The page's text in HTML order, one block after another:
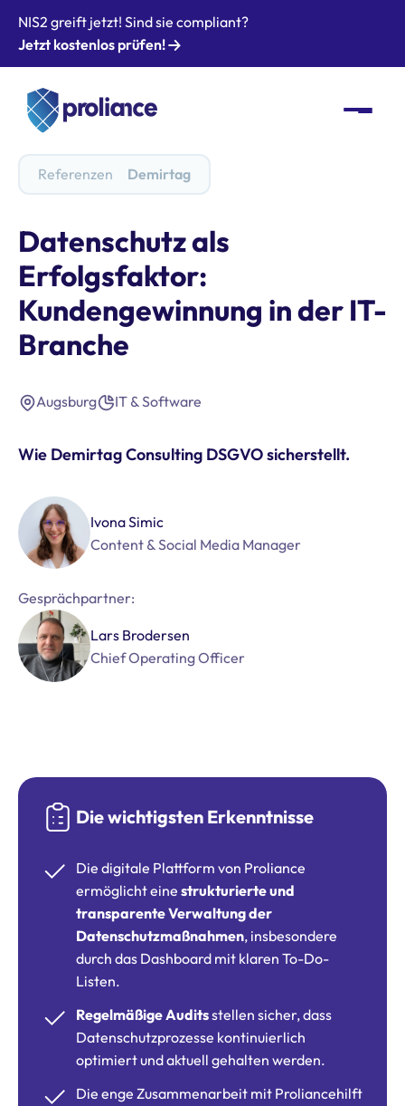
NIS2 greift jetzt! Sind sie compliant?
Jetzt kostenlos prüfen!
Referenzen Demirtag
Datenschutz als
Erfolgsfaktor:
Kundengewinnung in der IT-
Branche
Augsburg IT & Software
Wie Demirtag Consulting DSGVO sicherstellt.
Ivona Simic
Content & Social Media Manager
Gesprächpartner:
Lars Brodersen
Chief Operating Officer
Die wichtigsten Erkenntnisse
Die digitale Plattform von Proliance
ermöglicht eine strukturierte und
transparente Verwaltung der
Datenschutzmaßnahmen, insbesondere
durch das Dashboard mit klaren To-Do-
Listen.
Regelmäßige Auditsstellen sicher, dass
Datenschutzprozesse kontinuierlich
optimiert und aktuell gehalten werden.
Die enge Zusammenarbeit mit Proliancehilft